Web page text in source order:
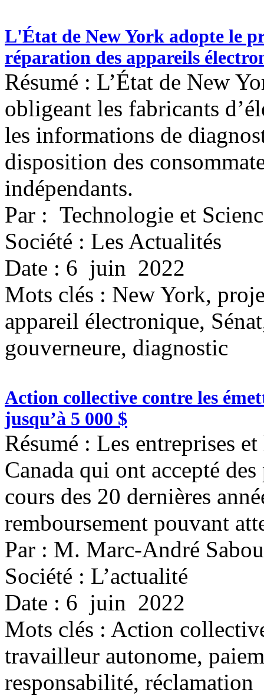
L'État de New York adopte le
réparation des appareils
Résumé : L’État de New
obligeant les fabricants
les informations de
disposition des
indépendants.
Par : Technologie et
Société : Les Actualités
Date : 6 juin 2022
Mots clés : New York,
appareil électronique,
gouverneure, diagnostic
Action collective contre les
jusqu’à 5 000 $
Résumé : Les entreprises
Canada qui ont accepté
cours des 20 dernières
remboursement pouvant
Par : M. Marc-André
Société : L’actualité
Date : 6 juin 2022
Mots clés : Action
travailleur autonome,
responsabilité, réclamation